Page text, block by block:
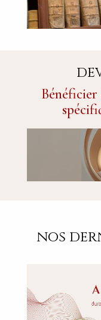
Bénéficier
nos